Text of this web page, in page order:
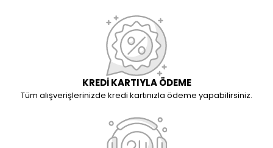
KREDİ KARTIYLA ÖDEME
Tüm alışverişlerinizde kredi kartınızla ödeme yapabilirsiniz.